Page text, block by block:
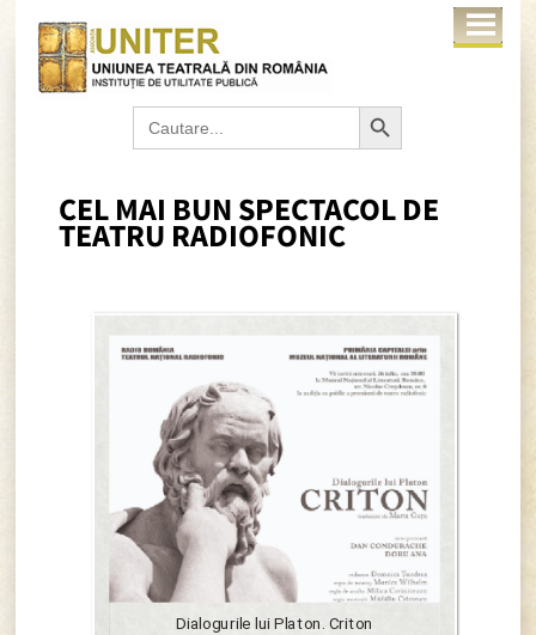
Search
for:
Search Button
CEL MAI BUN SPECTACOL DE
TEATRU RADIOFONIC
Dialogurile lui Platon. Criton